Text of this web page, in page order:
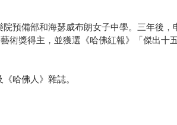
預備部和海瑟威布朗女子中學。三年後，
術獎得主，並獲選《哈佛紅報》「傑出十
哈佛人》雜誌。